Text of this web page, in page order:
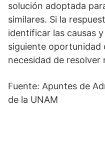
solución adoptada
similares. Si la
identificar las causas
siguiente oportunidad
necesidad de resolver
Fuente: Apuntes de
de la UNAM